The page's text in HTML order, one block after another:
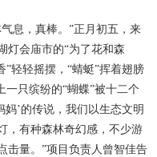
息，真棒。”正月初五，来
灯会庙市的“为了花和森
轻轻摇摆，“蜻蜓”挥着翅膀
一只缤纷的“蝴蝶”被十二个
’的传说，我们以生态文明
，有种森林奇幻感，不少游
击量。”项目负责人曾智佳告